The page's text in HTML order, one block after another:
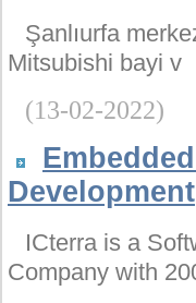
Şanlıurfa
Mitsubishi bayi v
(13-02-2022)
Development
ICterra is a
Company with